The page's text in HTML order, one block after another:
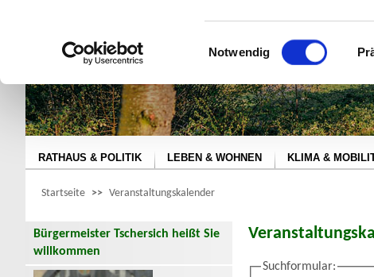
Datenschutzerklärung
jederzeit mit Wirkung für die
Einwilligungsauswahl
Notwendig
RATHAUS & POLITIK LEBEN & WOHNEN KLIMA &
Startseite >> Veranstaltungskalender
Bürgermeister Tschersich heißt Sie
willkommen
Suchformular: